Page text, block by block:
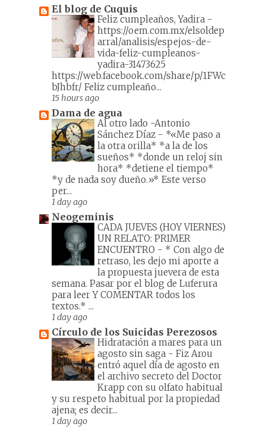
El blog de Cuquis
Feliz cumpleaños, Yadira -
https://oem.com.mx/elsoldep
arral/analisis/espejos-de-
vida-feliz-cumpleanos-
yadira-31473625
https://web.facebook.com/share/p/1FWc
bJhbfr/ Feliz cumpleaño...
15 hours ago
Dama de agua
Al otro lado -Antonio
Sánchez Díaz - *«Me paso a
la otra orilla* *a la de los
sueños* *donde un reloj sin
hora* *detiene el tiempo*
*y de nada soy dueño.»* Este verso
per...
1 day ago
Neogeminis
CADA JUEVES (HOY VIERNES)
UN RELATO: PRIMER
ENCUENTRO - * Con algo de
retraso, les dejo mi aporte a
la propuesta juevera de esta
semana. Pasar por el blog de Luferura
para leer Y COMENTAR todos los
textos.* ...
1 day ago
Círculo de los Suicidas Perezosos
Hidratación a mares para un
agosto sin saga - Fiz Arou
entró aquel día de agosto en
el archivo secreto del Doctor
Krapp con su olfato habitual
y su respeto habitual por la propiedad
ajena; es decir...
1 day ago